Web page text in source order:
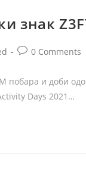
знак
0 Comments
и доби
Days 2021…